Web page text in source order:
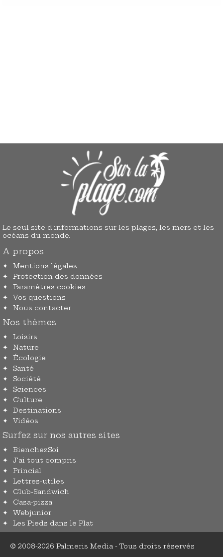
Le seul site d'informations sur les plages, les mers et les
océans du monde.
A propos
Mentions légales
Protection des données
Paramètres cookies
Vos questions
Nous contacter
Nos thèmes
Loisirs
Nature
Écologie
Santé
Société
Sciences
Culture
Destinations
Vidéos
Surfez sur nos autres sites
BienchezSoi
J'ai tout compris
Princial
Lettres-utiles
Club-Sandwich
Casa-pizza
Webjunior
Les Pieds dans le Plat
© 2008-2026 Palmeris Media - Tous droits réservés